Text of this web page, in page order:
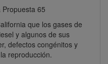
65
que los gases de
y algunos de sus
defectos congénitos y
reproducción.